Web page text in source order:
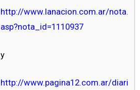
http://www.lanacion.com.ar/nota.
asp?nota_id=1110937
y
http://www.pagina12.com.ar/diari